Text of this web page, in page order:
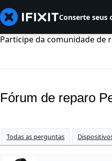
Conserte seus
Participe da comunidade de
Fórum de reparo
Todas as perguntas